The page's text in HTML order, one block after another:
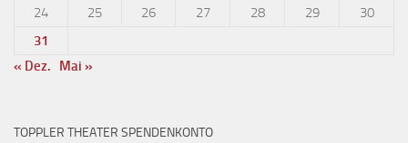
24
25 26 27 28 29
30
31
« Dez.
Mai »
TOPPLER THEATER SPENDENKONTO